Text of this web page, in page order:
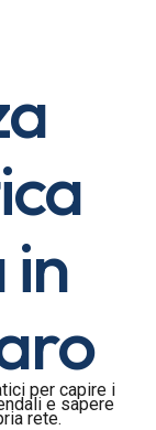
per capire i
e sapere
rete.